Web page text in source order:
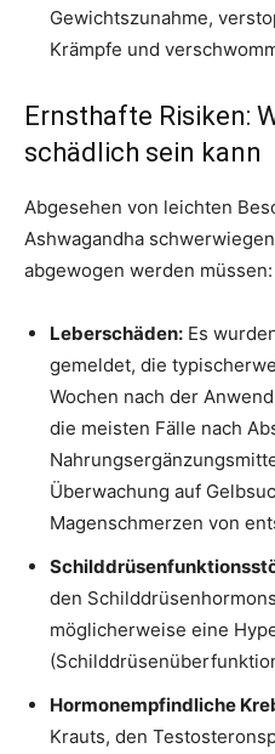
Gewichtszunahme,
Krämpfe und
Ernsthafte Risiken:
schädlich sein kann
Abgesehen von leichten
Ashwagandha
abgewogen werden müssen:
Leberschäden: Es
gemeldet, die
Wochen nach der
die meisten Fälle nach
Überwachung auf
Magenschmerzen von
den
möglicherweise eine
Hormonempfindliche
Krauts, den